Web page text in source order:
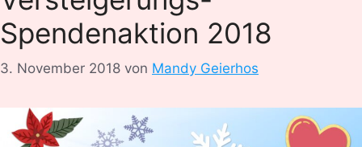
Spendenaktion 2018
3. November 2018 von Mandy Geierhos